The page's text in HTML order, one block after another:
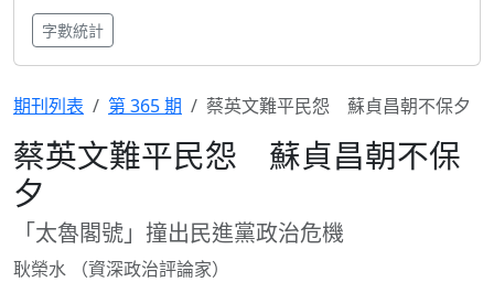
字數統計
期刊列表 第 365 期 蔡英文難平民怨 蘇貞昌朝不保夕
蔡英文難平民怨 蘇貞昌朝不保
夕
「太魯閣號」撞出民進黨政治危機
耿榮水 （資深政治評論家）